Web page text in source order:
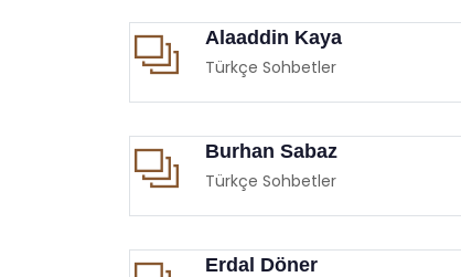
Alaaddin Kaya
Türkçe Sohbetler
Burhan Sabaz
Türkçe Sohbetler
Erdal Döner